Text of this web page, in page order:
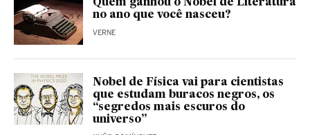
Quem ganhou o Nobel de Literatura
no ano que você nasceu?
VERNE
Nobel de Física vai para cientistas
que estudam buracos negros, os
“segredos mais escuros do
universo”